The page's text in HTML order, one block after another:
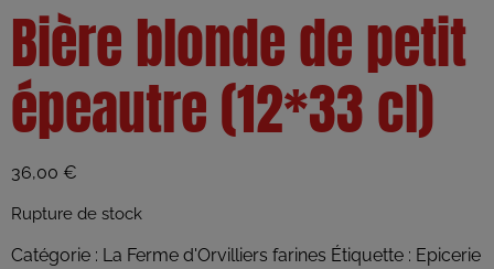
Bière blonde de petit
épeautre (12*33 cl)
36,00 €
Rupture de stock
Catégorie : La Ferme d'Orvilliers farines Étiquette : Epicerie